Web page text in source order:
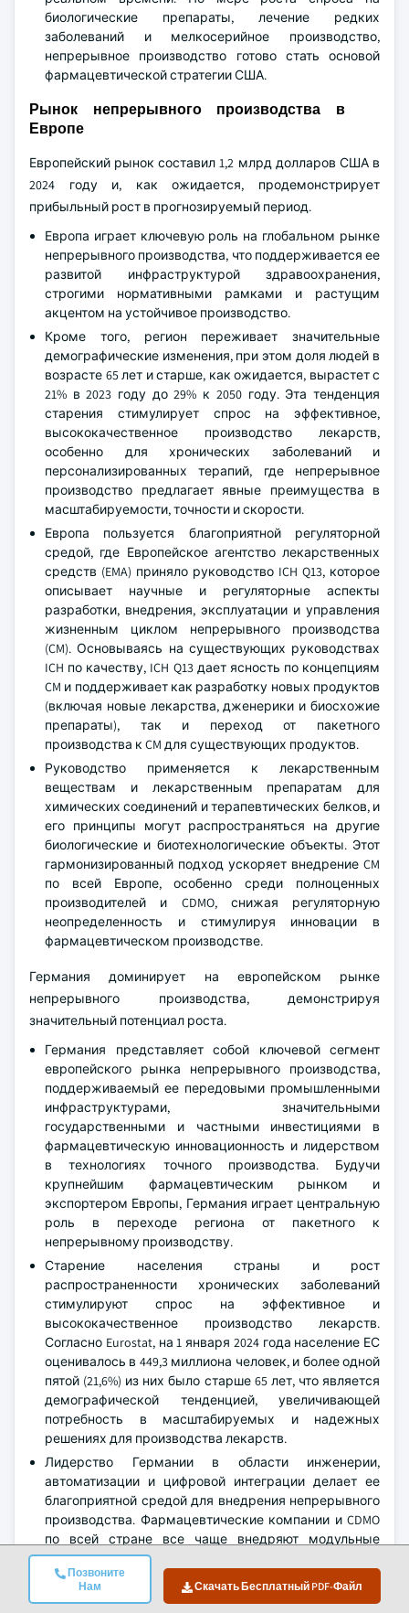
Позвоните
Нам
Скачать Бесплатный PDF-Файл
биологические препараты, лечение редких
заболеваний и мелкосерийное производство,
непрерывное производство готово стать основой
фармацевтической стратегии США.
Рынок непрерывного производства в
Европе
Европейский рынок составил 1,2 млрд долларов США в
2024 году и, как ожидается, продемонстрирует
прибыльный рост в прогнозируемый период.
Европа играет ключевую роль на глобальном рынке
непрерывного производства, что поддерживается ее
развитой инфраструктурой здравоохранения,
строгими нормативными рамками и растущим
акцентом на устойчивое производство.
Кроме того, регион переживает значительные
демографические изменения, при этом доля людей в
возрасте 65 лет и старше, как ожидается, вырастет с
21% в 2023 году до 29% к 2050 году. Эта тенденция
старения стимулирует спрос на эффективное,
высококачественное производство лекарств,
особенно для хронических заболеваний и
персонализированных терапий, где непрерывное
производство предлагает явные преимущества в
масштабируемости, точности и скорости.
Европа пользуется благоприятной регуляторной
средой, где Европейское агентство лекарственных
средств (EMA) приняло руководство ICH Q13, которое
описывает научные и регуляторные аспекты
разработки, внедрения, эксплуатации и управления
жизненным циклом непрерывного производства
(CM). Основываясь на существующих руководствах
ICH по качеству, ICH Q13 дает ясность по концепциям
CM и поддерживает как разработку новых продуктов
(включая новые лекарства, дженерики и биосхожие
препараты), так и переход от пакетного
производства к CM для существующих продуктов.
Руководство применяется к лекарственным
веществам и лекарственным препаратам для
химических соединений и терапевтических белков, и
его принципы могут распространяться на другие
биологические и биотехнологические объекты. Этот
гармонизированный подход ускоряет внедрение CM
по всей Европе, особенно среди полноценных
производителей и CDMO, снижая регуляторную
неопределенность и стимулируя инновации в
фармацевтическом производстве.
Германия доминирует на европейском рынке
непрерывного производства, демонстрируя
значительный потенциал роста.
Германия представляет собой ключевой сегмент
европейского рынка непрерывного производства,
поддерживаемый ее передовыми промышленными
инфраструктурами, значительными
государственными и частными инвестициями в
фармацевтическую инновационность и лидерством
в технологиях точного производства. Будучи
крупнейшим фармацевтическим рынком и
экспортером Европы, Германия играет центральную
роль в переходе региона от пакетного к
непрерывному производству.
Старение населения страны и рост
распространенности хронических заболеваний
стимулируют спрос на эффективное и
высококачественное производство лекарств.
Согласно Eurostat, на 1 января 2024 года население ЕС
оценивалось в 449,3 миллиона человек, и более одной
пятой (21,6%) из них было старше 65 лет, что является
демографической тенденцией, увеличивающей
потребность в масштабируемых и надежных
решениях для производства лекарств.
Лидерство Германии в области инженерии,
автоматизации и цифровой интеграции делает ее
благоприятной средой для внедрения непрерывного
производства. Фармацевтические компании и CDMO
по всей стране все чаще внедряют модульные
системы с искусственным интеллектом для
оптимизации производства, снижения затрат и
обеспечения соответствия нормативным